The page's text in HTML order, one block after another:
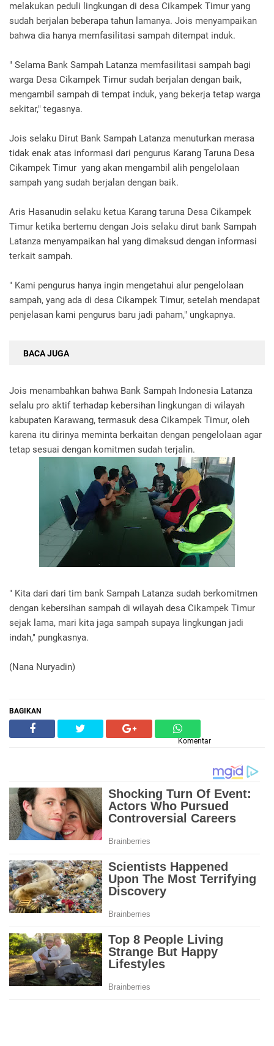
melakukan peduli lingkungan di desa Cikampek Timur yang
sudah berjalan beberapa tahun lamanya. Jois menyampaikan
bahwa dia hanya memfasilitasi sampah ditempat induk.
" Selama Bank Sampah Latanza memfasilitasi sampah bagi
warga Desa Cikampek Timur sudah berjalan dengan baik,
mengambil sampah di tempat induk, yang bekerja tetap warga
sekitar," tegasnya.
Jois selaku Dirut Bank Sampah Latanza menuturkan merasa
tidak enak atas informasi dari pengurus Karang Taruna Desa
Cikampek Timur yang akan mengambil alih pengelolaan
sampah yang sudah berjalan dengan baik.
Aris Hasanudin selaku ketua Karang taruna Desa Cikampek
Timur ketika bertemu dengan Jois selaku dirut bank Sampah
Latanza menyampaikan hal yang dimaksud dengan informasi
terkait sampah.
" Kami pengurus hanya ingin mengetahui alur pengelolaan
sampah, yang ada di desa Cikampek Timur, setelah mendapat
penjelasan kami pengurus baru jadi paham," ungkapnya.
BACA JUGA
Jois menambahkan bahwa Bank Sampah Indonesia Latanza
selalu pro aktif terhadap kebersihan lingkungan di wilayah
kabupaten Karawang, termasuk desa Cikampek Timur, oleh
karena itu dirinya meminta berkaitan dengan pengelolaan agar
tetap sesuai dengan komitmen sudah terjalin.
" Kita dari dari tim bank Sampah Latanza sudah berkomitmen
dengan kebersihan sampah di wilayah desa Cikampek Timur
sejak lama, mari kita jaga sampah supaya lingkungan jadi
indah," pungkasnya.
(Nana Nuryadin)
BAGIKAN
Komentar